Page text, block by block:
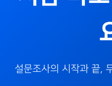
설문조사의 시작과 끝,